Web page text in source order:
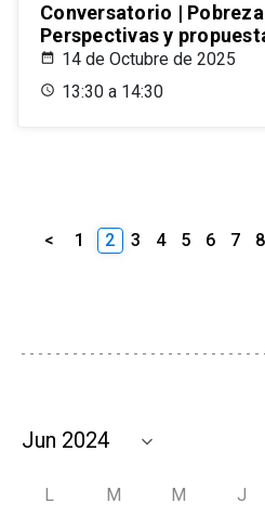
Conversatorio |
Perspectivas y
14 de Octubre de 2025
13:30 a 14:30
< 1 2 3 4 5 6 7 8
L M M J